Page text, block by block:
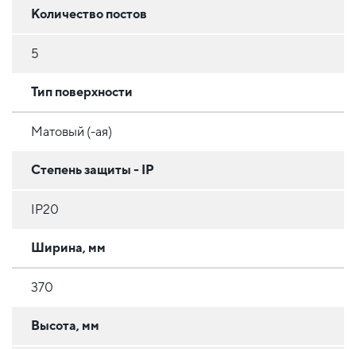
Количество постов
5
Тип поверхности
Матовый (-ая)
Степень защиты - IP
IP20
Ширина, мм
370
Высота, мм